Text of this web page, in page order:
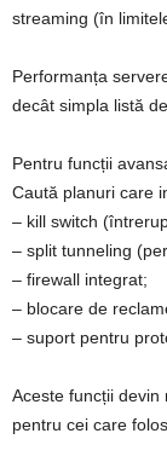
streaming (în
Performanța
decât simpla listă
Pentru funcții
Caută planuri care
– kill switch
– split tunneling
– firewall integrat;
– blocare de
– suport pentru
Aceste funcții devin
pentru cei care